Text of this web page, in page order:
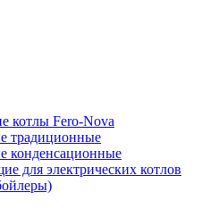
котлы Fero-Nova
традиционные
конденсационные
для электрических котлов